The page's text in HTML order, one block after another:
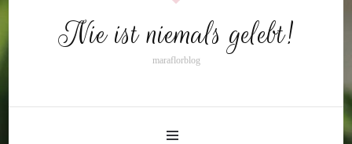
Nie ist niemals gelebt!
maraflorblog